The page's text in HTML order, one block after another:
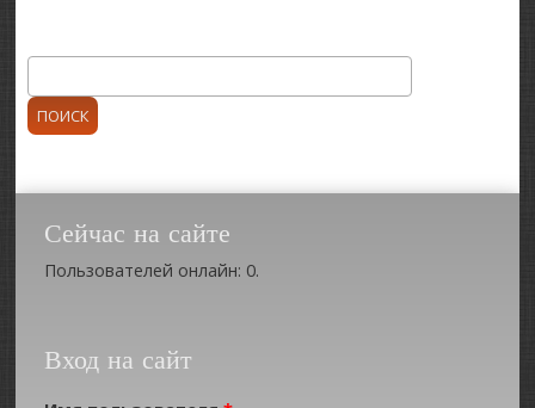
Форма поиска
Сейчас на сайте
Пользователей онлайн: 0.
Вход на сайт